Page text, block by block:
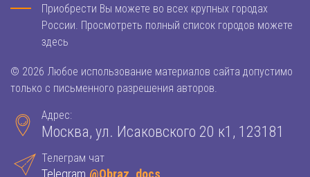
Приобрести Вы можете во всех крупных городах
России. Просмотреть полный список городов можете
здесь
© 2026 Любое использование материалов сайта допустимо
только с письменного разрешения авторов.
Адрес:
Москва, ул. Исаковского 20 к1, 123181
Телеграм чат
Telegram @Obraz_docs